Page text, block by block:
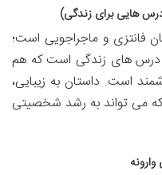
هایی برای زندگی)
فانتزی و ماجراجویی است؛
درس های زندگی است که هم
است. داستان به زیبایی،
می تواند به رشد شخصیتی